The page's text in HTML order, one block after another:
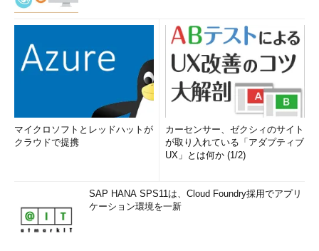
マイクロソフトとレッドハットが
クラウドで提携
カーセンサー、ゼクシィのサイト
が取り入れている「アダプティブ
UX」とは何か (1/2)
SAP HANA SPS11は、Cloud Foundry採用でアプリ
ケーション環境を一新